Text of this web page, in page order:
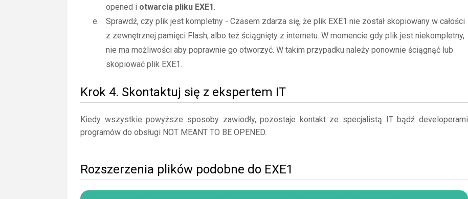
opened i otwarcia pliku EXE1.
Sprawdź, czy plik jest kompletny - Czasem zdarza się, że plik EXE1 nie został skopiowany w całości
z zewnętrznej pamięci Flash, albo też ściągnięty z internetu. W momencie gdy plik jest niekompletny,
nie ma możliwości aby poprawnie go otworzyć. W takim przypadku należy ponownie ściągnąć lub
skopiować plik EXE1.
Krok 4. Skontaktuj się z ekspertem IT
Kiedy wszystkie powyższe sposoby zawiodły, pozostaje kontakt ze specjalistą IT bądź developerami
programów do obsługi NOT MEANT TO BE OPENED.
Rozszerzenia plików podobne do EXE1